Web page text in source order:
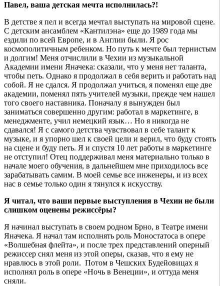
Павел, ваша детская мечта исполнилась?!
В детстве я пел и всегда мечтал выступать на мировой сцене.
С детским ансамблем «Кантилэна» еще до 1989 года мы
ездили по всей Европе, и в Англии были. Я рос
космополитичным ребенком. Но путь к мечте был тернистым
и долгим! Меня отчислили в Чехии из музыкальной
Академии имени Яначека: сказали, что у меня нет таланта,
чтобы петь. Однако я продолжал в себя верить и работать над
собой. Я не сдался. Я продолжал учиться, я поменял еще две
академии, поменял пять учителей музыки, прежде чем нашел
того своего наставника. Поначалу я вынужден был
заниматься совершенно другим: работал в маркетинге, в
менеджменте, учил немецкий язык… Но я никогда не
сдавался! Я с самого детства чувствовал в себе талант к
музыке, и я упорно шел к своей цели и верил, что буду стоять
на сцене и буду петь. Я и спустя 10 лет работы в маркетинге
не отступил! Отец поддерживал меня материально только в
начале моего обучения, в дальнейшем мне приходилось все
зарабатывать самим. В моей семье все инженеры, и из всех
нас в семье только один я тянулся к искусству.
Я читал, что ваши первые выступления в Чехии не были
слишком оценены режиссёры?
Я начинал выступать в своем родном Брно, в Театре имени
Яначека. Я начал там исполнять роль Моностатоса в опере
«Волшебная флейта», и после трех представлений оперный
режиссер снял меня из этой оперы, сказав, что я ему не
нравлюсь в этой роли. Потом в Чешских Будейовицах я
исполнял роль в опере «Ночь в Венеции», и оттуда меня
сняли.